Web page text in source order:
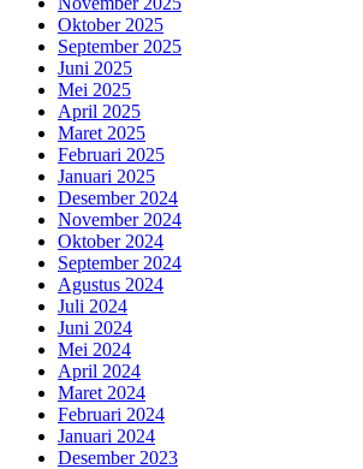
Oktober 2025
September 2025
Juni 2025
Mei 2025
April 2025
Maret 2025
Februari 2025
Januari 2025
Desember 2024
November 2024
Oktober 2024
September 2024
Agustus 2024
Juli 2024
Juni 2024
Mei 2024
April 2024
Maret 2024
Februari 2024
Januari 2024
Desember 2023